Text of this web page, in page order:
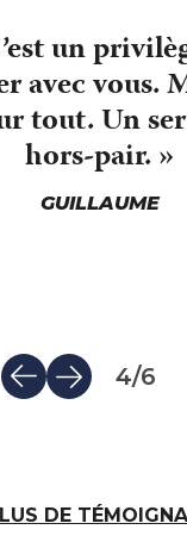
4/6
un
avec vous.
tout. Un
hors-pair. »
GUILLAUME
DE